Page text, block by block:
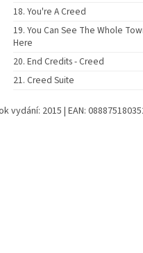
You're A Creed
You Can See The Whole
Here
End Credits - Creed
Creed Suite
vydání: 2015 | EAN: